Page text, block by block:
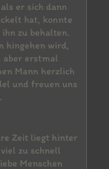
er sich dann
hat, konnte
zu behalten.
hingehen wird,
aber erstmal
Mann herzlich
und freuen uns
Zeit liegt hinter
zu schnell
Menschen